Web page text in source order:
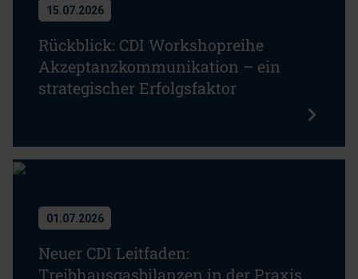
15.07.2026
Rückblick: CDI Workshopreihe
Akzeptanzkommunikation – ein
strategischer Erfolgsfaktor
01.07.2026
Neuer CDI Leitfaden:
Treibhausgasbilanzen in der Praxis